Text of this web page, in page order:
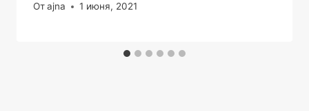
Отajna 1 июня, 2021